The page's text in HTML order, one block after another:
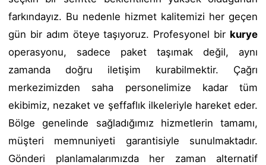
farkındayız. Bu nedenle hizmet kalitemizi her geçen
gün bir adım öteye taşıyoruz. Profesyonel bir kurye
operasyonu, sadece paket taşımak değil, aynı
zamanda doğru iletişim kurabilmektir. Çağrı
merkezimizden saha personelimize kadar tüm
ekibimiz, nezaket ve şeffaflık ilkeleriyle hareket eder.
Bölge genelinde sağladığımız hizmetlerin tamamı,
müşteri memnuniyeti garantisiyle sunulmaktadır.
Gönderi planlamalarımızda her zaman alternatif